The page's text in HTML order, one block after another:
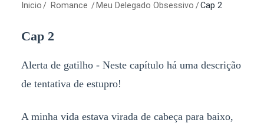
Inicio / Romance / Meu Delegado Obsessivo /Cap 2
Cap 2
Alerta de gatilho - Neste capítulo há uma descrição
de tentativa de estupro!
A minha vida estava virada de cabeça para baixo,